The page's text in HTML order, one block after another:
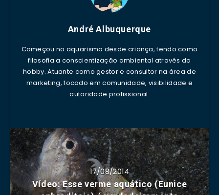
André Albuquerque
Começou no aquarismo desde criança, tendo como
filosofia a conscientização ambiental através do
hobby. Atuante como gestor e consultor na área de
marketing, focado em comunidade, visibilidade e
autoridade profissional.
17/08/2014
Vídeo: Esse verme aquático (Eunice